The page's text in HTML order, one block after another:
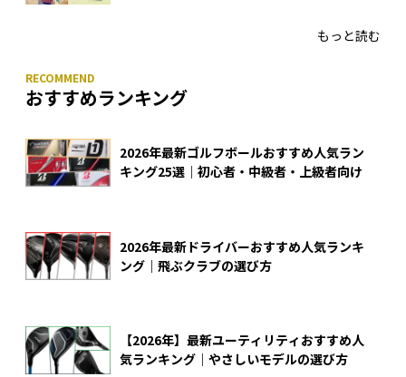
もっと読む
おすすめランキング
2026年最新ゴルフボールおすすめ人気ラン
キング25選｜初心者・中級者・上級者向け
2026年最新ドライバーおすすめ人気ランキ
ング｜飛ぶクラブの選び方
【2026年】最新ユーティリティおすすめ人
気ランキング｜やさしいモデルの選び方